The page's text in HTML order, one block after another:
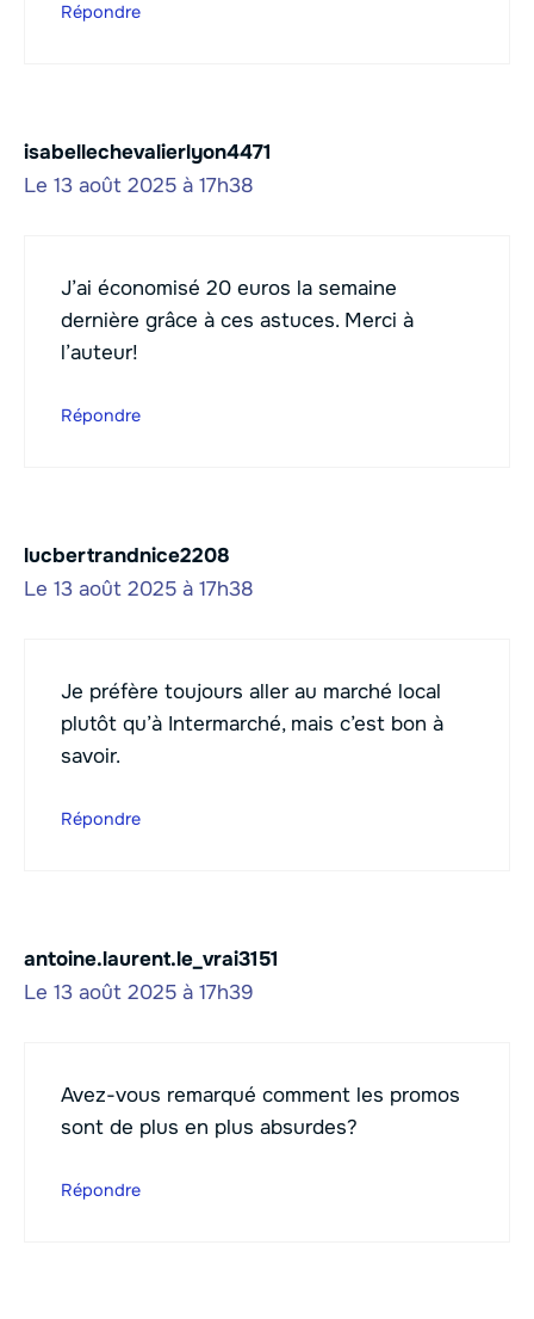
Répondre
isabellechevalierlyon4471
Le 13 août 2025 à 17h38
J’ai économisé 20 euros la semaine
dernière grâce à ces astuces. Merci à
l’auteur!
Répondre
lucbertrandnice2208
Le 13 août 2025 à 17h38
Je préfère toujours aller au marché local
plutôt qu’à Intermarché, mais c’est bon à
savoir.
Répondre
antoine.laurent.le_vrai3151
Le 13 août 2025 à 17h39
Avez-vous remarqué comment les promos
sont de plus en plus absurdes?
Répondre